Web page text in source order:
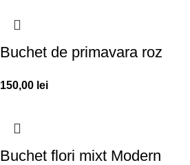
Buchet de primavara roz
150,00 lei
Buchet flori mixt Modern